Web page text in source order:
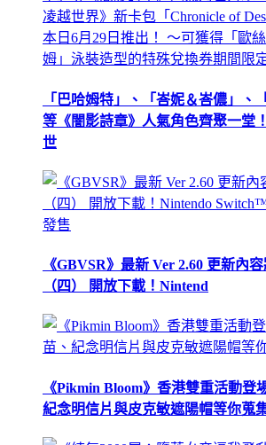
「巴哈姆特」、「峇妮＆峇儂」、
等《闇影詩章》人氣角色齊聚一堂
世
《GBVSR》最新 Ver 2.60 更新內容
（四） 開放下載！Nintend
《Pikmin Bloom》香港雙重活動登
紀念明信片與皮克敏遮陽帽等你蒐